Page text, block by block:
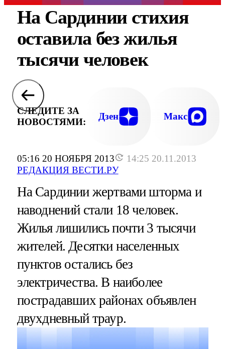
05:16 20 НОЯБРЯ 2013
14:25 20.11.2013
РЕДАКЦИЯ ВЕСТИ.РУ
На Сардинии стихия
оставила без жилья
тысячи человек
СЛЕДИТЕ ЗА
НОВОСТЯМИ:
Дзен Макс
На Сардинии жертвами шторма и
наводнений стали 18 человек.
Жилья лишились почти 3 тысячи
жителей. Десятки населенных
пунктов остались без
электричества. В наиболее
пострадавших районах объявлен
двухдневный траур.